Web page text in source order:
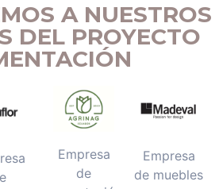
A NUESTROS
DEL PROYECTO
Empresa
de
Empresa
de muebles